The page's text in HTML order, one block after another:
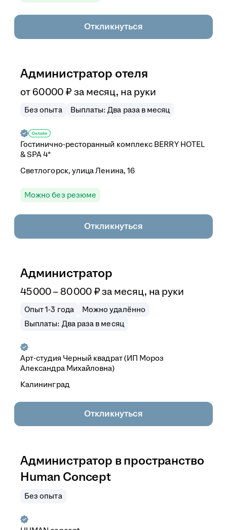
Откликнуться
Администратор отеля
от60 000 ₽ за месяц, на руки
Без опыта Выплаты: Два раза в месяц
Гостинично-ресторанный комплекс BERRY HOTEL
& SPA 4*
Светлогорск, улица Ленина, 16
Можно без резюме
Откликнуться
Администратор
45 000–80 000 ₽ за месяц, на руки
Опыт 1-3 года
Можно удалённо
Выплаты: Два раза в месяц
Арт-студия Черный квадрат (ИП Мороз
Александра Михайловна)
Калининград
Откликнуться
Администратор в пространство
Human Concept
Без опыта